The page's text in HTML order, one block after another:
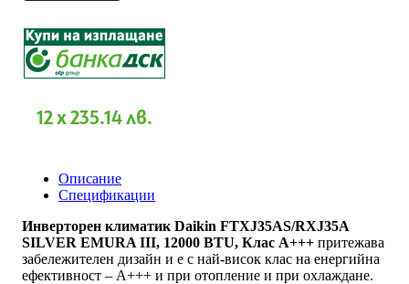
SILVER
EMURA
III,
Клас
12 x 235.14 лв.
Описание
Спецификации
Инверторен климатик Daikin FTXJ35AS/RXJ35A
SILVER EMURA III, 12000 BTU, Клас A+++ притежава
забележителен дизайн и е с най-висок клас на енергийна
ефективност – A+++ и при отопление и при охлаждане.